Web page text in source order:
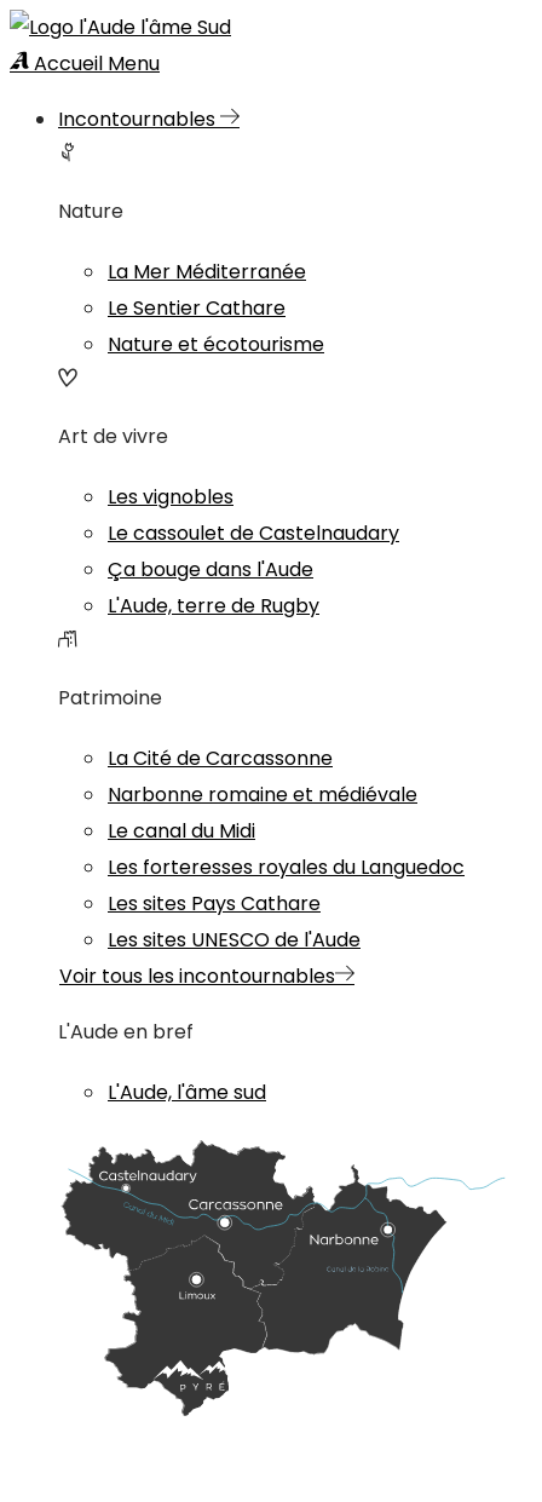
Accueil Menu
Incontournables
Nature
La Mer Méditerranée
Le Sentier Cathare
Nature et écotourisme
Art de vivre
Les vignobles
Le cassoulet de Castelnaudary
Ça bouge dans l'Aude
L'Aude, terre de Rugby
Patrimoine
La Cité de Carcassonne
Narbonne romaine et médiévale
Le canal du Midi
Les forteresses royales du Languedoc
Les sites Pays Cathare
Les sites UNESCO de l'Aude
Voir tous les incontournables
L'Aude en bref
L'Aude, l'âme sud